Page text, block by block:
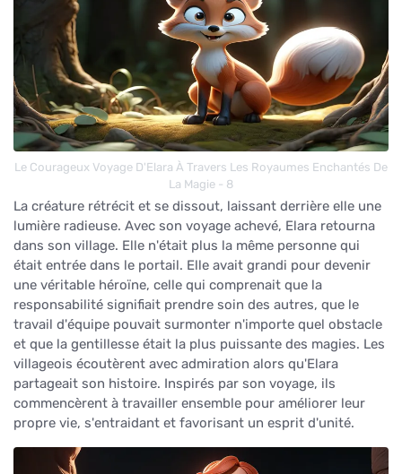
Le Courageux Voyage D'Elara À Travers Les Royaumes Enchantés De
La Magie - 8
La créature rétrécit et se dissout, laissant derrière elle une
lumière radieuse. Avec son voyage achevé, Elara retourna
dans son village. Elle n'était plus la même personne qui
était entrée dans le portail. Elle avait grandi pour devenir
une véritable héroïne, celle qui comprenait que la
responsabilité signifiait prendre soin des autres, que le
travail d'équipe pouvait surmonter n'importe quel obstacle
et que la gentillesse était la plus puissante des magies. Les
villageois écoutèrent avec admiration alors qu'Elara
partageait son histoire. Inspirés par son voyage, ils
commencèrent à travailler ensemble pour améliorer leur
propre vie, s'entraidant et favorisant un esprit d'unité.